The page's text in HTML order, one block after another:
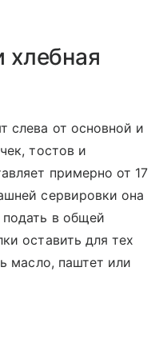
хлебная
слева от основной и
тостов и
примерно от 17
сервировки она
подать в общей
оставить для тех
масло, паштет или